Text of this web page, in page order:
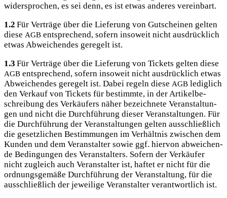
wider­spro­chen, es sei denn, es ist etwas ande­res vereinbart.
1.2 Für Ver­trä­ge über die Lie­fe­rung von Gut­schei­nen gel­ten
die­se AGB ent­spre­chend, sofern inso­weit nicht aus­drück­lich
etwas Abwei­chen­des gere­gelt ist.
1.3 Für Ver­trä­ge über die Lie­fe­rung von Tickets gel­ten die­se
AGB ent­spre­chend, sofern inso­weit nicht aus­drück­lich etwas
Abwei­chen­des gere­gelt ist. Dabei regeln die­se AGB ledig­lich
den Ver­kauf von Tickets für bestimm­te, in der Arti­kel­be­
schrei­bung des Ver­käu­fers näher bezeich­ne­te Ver­an­stal­tun­
gen und nicht die Durch­füh­rung die­ser Ver­an­stal­tun­gen. Für
die Durch­füh­rung der Ver­an­stal­tun­gen gel­ten aus­schließ­lich
die gesetz­li­chen Bestim­mun­gen im Ver­hält­nis zwi­schen dem
Kun­den und dem Ver­an­stal­ter sowie ggf. hier­von abwei­chen­
de Bedin­gun­gen des Ver­an­stal­ters. Sofern der Ver­käu­fer
nicht zugleich auch Ver­an­stal­ter ist, haf­tet er nicht für die
ord­nungs­ge­mä­ße Durch­füh­rung der Ver­an­stal­tung, für die
aus­schließ­lich der jewei­li­ge Ver­an­stal­ter ver­ant­wort­lich ist.